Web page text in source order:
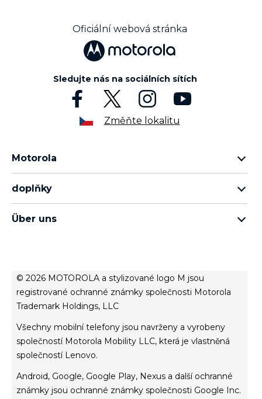
Oficiální webová stránka
Sledujte nás na sociálních sítích
Změňte lokalitu
Motorola
rada moto g
doplňky
veškeré příslušenství
Über uns
conditions of sale
podmínky užívání webových stránek
Website Privacy
inovace
Cookies
Product Privacy
© 2026 MOTOROLA a stylizované logo M jsou
registrované ochranné známky společnosti Motorola
Trademark Holdings, LLC
Všechny mobilní telefony jsou navrženy a vyrobeny
společností Motorola Mobility LLC, která je vlastněná
společností Lenovo.
Android, Google, Google Play, Nexus a další ochranné
známky jsou ochranné známky společnosti Google Inc.